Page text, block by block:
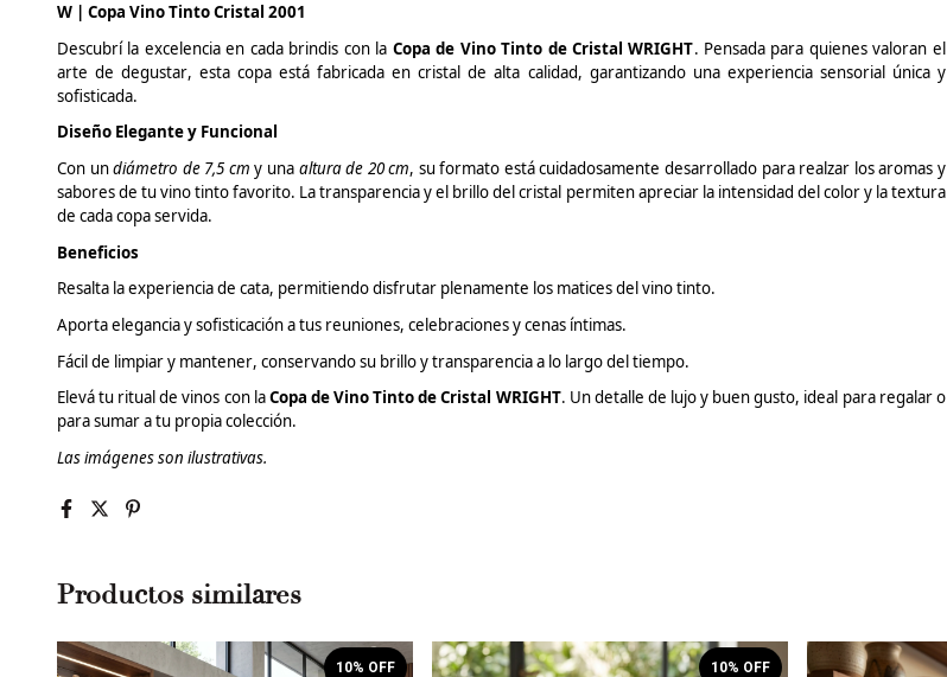
W | Copa Vino Tinto Cristal 2001
Descubrí la excelencia en cada brindis con la Copa de Vino Tinto de Cristal WRIGHT. Pensada para quienes valoran el
arte de degustar, esta copa está fabricada en cristal de alta calidad, garantizando una experiencia sensorial única y
sofisticada.
Diseño Elegante y Funcional
Con undiámetro de 7,5 cm y una altura de 20 cm, su formato está cuidadosamente desarrollado para realzar los aromas y
sabores de tu vino tinto favorito. La transparencia y el brillo del cristal permiten apreciar la intensidad del color y la textura
de cada copa servida.
Beneficios
Resalta la experiencia de cata, permitiendo disfrutar plenamente los matices del vino tinto.
Aporta elegancia y sofisticación a tus reuniones, celebraciones y cenas íntimas.
Fácil de limpiar y mantener, conservando su brillo y transparencia a lo largo del tiempo.
Elevátu ritual de vinos con laCopa de Vino Tinto de Cristal WRIGHT. Un detalle de lujo y buen gusto, ideal para regalar o
para sumar a tu propia colección.
Las imágenes son ilustrativas.
Productos similares
10% OFF 10% OFF